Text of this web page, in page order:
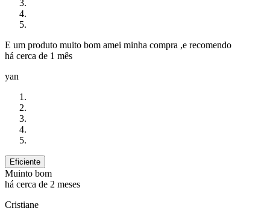
E um produto muito bom amei minha compra ,e recomendo
há cerca de 1 mês
yan
Eficiente
Muinto bom
há cerca de 2 meses
Cristiane